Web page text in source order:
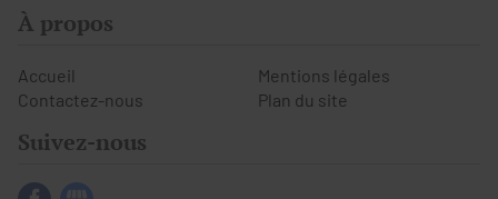
À propos
Accueil
Contactez-nous
Mentions légales
Plan du site
Suivez-nous